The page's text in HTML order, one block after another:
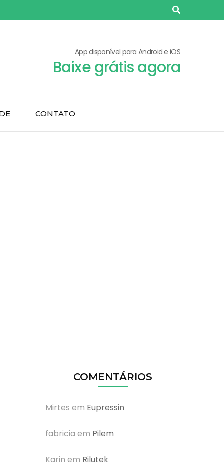
App disponível para Android e iOS
Baixe grátis agora
CONTATO
COMENTÁRIOS
Mirtes em Eupressin
fabricia em Pilem
Karin em Rilutek